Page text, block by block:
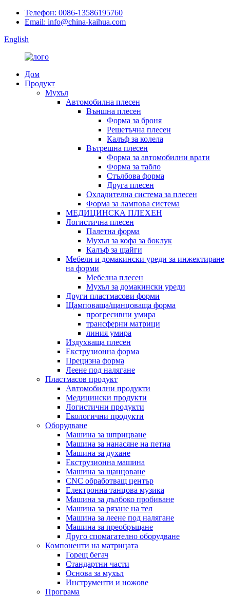
Телефон: 0086-13586195760
Email: info@china-kaihua.com
English
Дом
Продукт
Мухъл
Автомобилна плесен
Външна плесен
Форма за броня
Решетъчна плесен
Калъф за колела
Вътрешна плесен
Форма за автомобилни врати
Форма за табло
Стълбова форма
Друга плесен
Охладителна система за плесен
Форма за лампова система
МЕДИЦИНСКА ПЛЕХЕН
Логистична плесен
Палетна форма
Мухъл за кофа за боклук
Калъф за щайги
Мебели и домакински уреди за инжектиране
на форми
Мебелна плесен
Мухъл за домакински уреди
Други пластмасови форми
Щамповаща/щанцоваща форма
прогресивни умира
трансферни матрици
линия умира
Издухваща плесен
Екструзионна форма
Прецизна форма
Леене под налягане
Пластмасов продукт
Автомобилни продукти
Медицински продукти
Логистични продукти
Екологични продукти
Оборудване
Машина за шприцване
Машина за нанасяне на петна
Машина за духане
Екструзионна машина
Машина за щанцоване
CNC обработващ център
Електронна танцова музика
Машина за дълбоко пробиване
Машина за рязане на тел
Машина за леене под налягане
Машина за преобръщане
Друго спомагателно оборудване
Компоненти на матрицата
Горещ бегач
Стандартни части
Основа за мухъл
Инструменти и ножове
Програма